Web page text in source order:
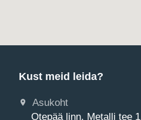
Kust meid leida?
Asukoht
Otepää linn, Metalli tee 1